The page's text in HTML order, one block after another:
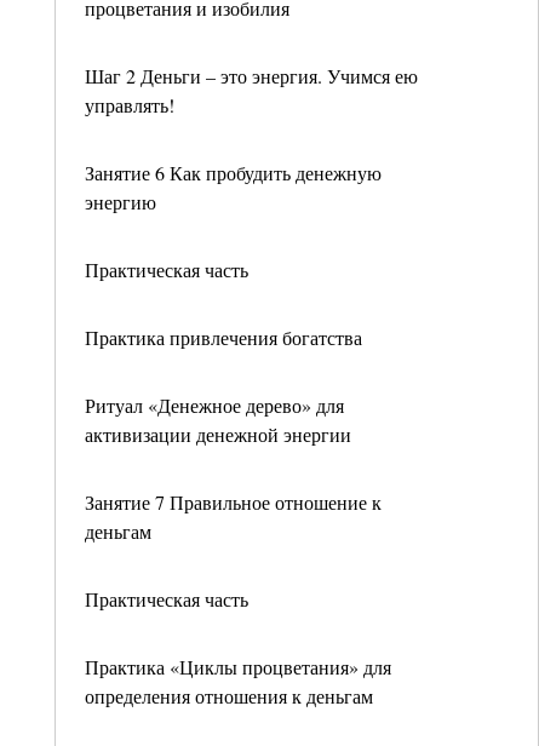
процветания и изобилия
Шаг 2 Деньги – это энергия. Учимся ею
управлять!
Занятие 6 Как пробудить денежную
энергию
Практическая часть
Практика привлечения богатства
Ритуал «Денежное дерево» для
активизации денежной энергии
Занятие 7 Правильное отношение к
деньгам
Практическая часть
Практика «Циклы процветания» для
определения отношения к деньгам